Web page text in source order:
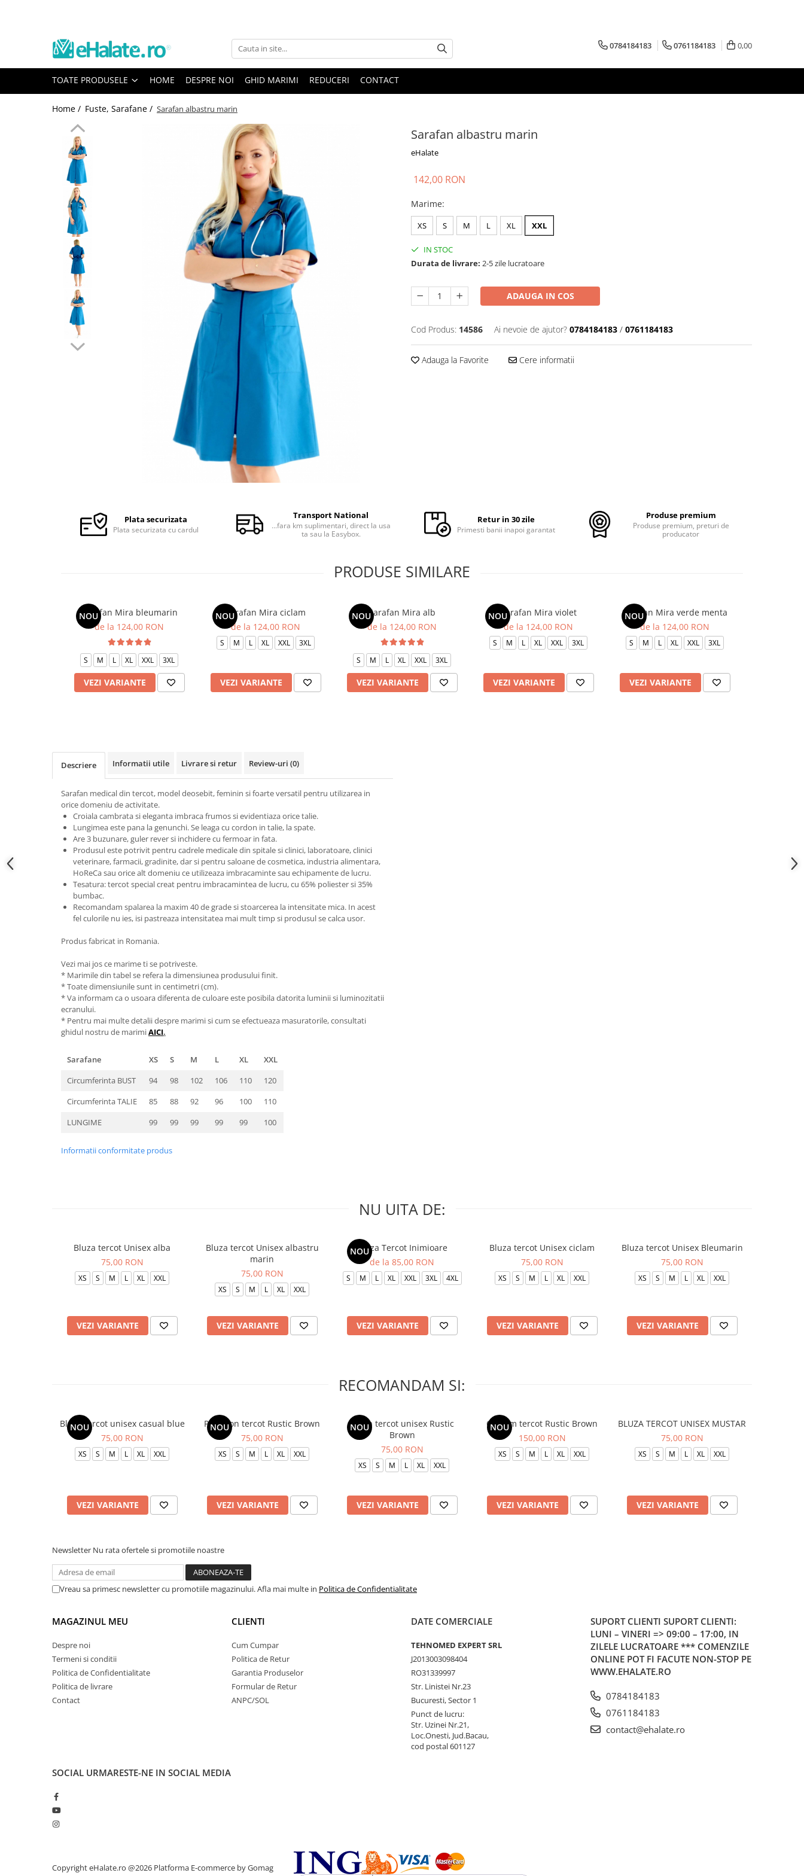
Toate Produsele
Bluze Unisex
Bluze unisex cu imprimeuri
Bluze medicale uni
Halate medicale
Halate medicale femei
Halate medicale barbati
Halate medicale P2 cu fluturas
Halate medicale cu nasturi
Halate medicale cu fermoar
Halate medicale polar - unisex
Tricouri de lucru
0784184183 0761184183 0,00
TOATE PRODUSELE HOME DESPRE NOI GHID MARIMI REDUCERI CONTACT
Home / Fuste, Sarafane / Sarafan albastru marin
Sarafan albastru marin
eHalate
Facebook
142,00 RON
Marime:
XS S M L XL XXL
IN STOC
Durata de livrare: 2-5 zile lucratoare
ADAUGA IN COS
Cod Produs: 14586 Ai nevoie de ajutor? 0784184183 / 0761184183
Adauga la Favorite Cere informatii
Plata securizata
Plata securizata cu cardul
Transport National
...fara km suplimentari, direct la usa
ta sau la Easybox.
Retur in 30 zile
Primesti banii inapoi garantat
Produse premium
Produse premium, preturi de
producator
PRODUSE SIMILARE
NOU
Sarafan Mira bleumarin
de la 124,00 RON
S M L XL XXL 3XL
VEZI VARIANTE
NOUSarafan Mira ciclam
de la 124,00 RON
S M L XL XXL 3XL
VEZI VARIANTE
NOUSarafan Mira alb
de la 124,00 RON
S M L XL XXL 3XL
VEZI VARIANTE
NOUSarafan Mira violet
de la 124,00 RON
S M L XL XXL 3XL
VEZI VARIANTE
NOU
Sarafan Mira verde menta
de la 124,00 RON
S M L XL XXL 3XL
VEZI VARIANTE
Descriere Informatii utile Livrare si retur Review-uri (0)
Sarafan medical din tercot, model deosebit, feminin si foarte versatil pentru utilizarea in
orice domeniu de activitate.
Croiala cambrata si eleganta imbraca frumos si evidentiaza orice talie.
Lungimea este pana la genunchi. Se leaga cu cordon in talie, la spate.
Are 3 buzunare, guler rever si inchidere cu fermoar in fata.
Produsul este potrivit pentru cadrele medicale din spitale si clinici, laboratoare, clinici
veterinare, farmacii, gradinite, dar si pentru saloane de cosmetica, industria alimentara,
HoReCa sau orice alt domeniu ce utilizeaza imbracaminte sau echipamente de lucru.
Tesatura: tercot special creat pentru imbracamintea de lucru, cu 65% poliester si 35%
bumbac.
Recomandam spalarea la maxim 40 de grade si stoarcerea la intensitate mica. In acest
fel culorile nu ies, isi pastreaza intensitatea mai mult timp si produsul se calca usor.
Produs fabricat in Romania.
Vezi mai jos ce marime ti se potriveste.
* Marimile din tabel se refera la dimensiunea produsului finit.
* Toate dimensiunile sunt in centimetri (cm).
* Va informam ca o usoara diferenta de culoare este posibila datorita luminii si luminozitatii
ecranului.
* Pentru mai multe detalii despre marimi si cum se efectueaza masuratorile, consultati
ghidul nostru de marimiAICI.
Sarafane XS S M L XL
XXL
Circumferinta BUST
94 98 102 106 110
120
Circumferinta TALIE
85 88 92 96 100
110
LUNGIME
99 99 99 99 99 100
Informatii conformitate produs
NU UITA DE:
Bluza tercot Unisex alba
75,00 RON
XS S M L XL XXL
VEZI VARIANTE
Bluza tercot Unisex albastru
marin
75,00 RON
XS S M L XL XXL
VEZI VARIANTE
NOU
Bluza Tercot Inimioare
de la 85,00 RON
S M L XL XXL 3XL 4XL
VEZI VARIANTE
Bluza tercot Unisex ciclam
75,00 RON
XS S M L XL XXL
VEZI VARIANTE
Bluza tercot Unisex Bleumarin
75,00 RON
XS S M L XL XXL
VEZI VARIANTE
RECOMANDAM SI:
NOU
Bluza tercot unisex casual blue
75,00 RON
XS S M L XL XXL
VEZI VARIANTE
NOU
Pantalon tercot Rustic Brown
75,00 RON
XS S M L XL XXL
VEZI VARIANTE
NOU
Bluza tercot unisex Rustic
Brown
75,00 RON
XS S M L XL XXL
VEZI VARIANTE
NOU
Costum tercot Rustic Brown
150,00 RON
XS S M L XL XXL
VEZI VARIANTE
BLUZA TERCOT UNISEX MUSTAR
75,00 RON
XS S M L XL XXL
VEZI VARIANTE
Newsletter Nu rata ofertele si promotiile noastre
Vreau sa primesc newsletter cu promotiile magazinului. Afla mai multe in Politica de Confidentialitate
MAGAZINUL MEU
Despre noi
Termeni si conditii
Politica de Confidentialitate
Politica de livrare
Contact
CLIENTI
Cum Cumpar
Politica de Retur
Garantia Produselor
Formular de Retur
ANPC/SOL
DATE COMERCIALE
TEHNOMED EXPERT SRL
J2013003098404
RO31339997
Str. Linistei Nr.23
Bucuresti, Sector 1
Punct de lucru:
Str. Uzinei Nr.21,
Loc.Onesti, Jud.Bacau,
cod postal 601127
SUPORT CLIENTI SUPORT CLIENTI:
LUNI – VINERI => 09:00 – 17:00, IN
ZILELE LUCRATOARE *** COMENZILE
ONLINE POT FI FACUTE NON-STOP PE
WWW.EHALATE.RO
0784184183
0761184183
contact@ehalate.ro
SOCIAL URMARESTE-NE IN SOCIAL MEDIA
Copyright eHalate.ro @2026 Platforma E-commerce by Gomag